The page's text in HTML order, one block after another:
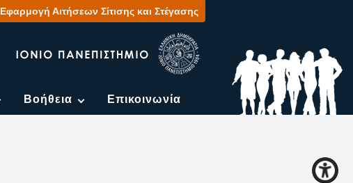
Εφαρμογή Αιτήσεων Σίτισης και Στέγασης
Βοήθεια Επικοινωνία